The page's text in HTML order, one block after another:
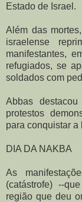
Estado de Israel.
Além das
israelense
manifestantes,
refugiados, se
soldados com
Abbas
protestos
para conquistar a
DIA DA NAKBA
As
(catástrofe) --
região que deu